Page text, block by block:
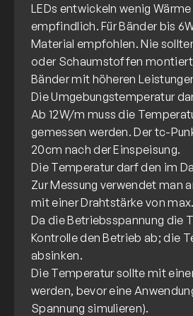
LEDs entwickeln wenig
empfindlich. Für Bänder bis
Material empfohlen. Nie
oder Schaumstoffen
Bänder mit höheren
Die Umgebungstemperatur
Ab 12W/m muss die
gemessen werden. Der tc-
20cm nach der Einspeisung.
Die Temperatur darf den im
Zur Messung verwendet man
mit einer Drahtstärke von
Da die Betriebsspannung die
Kontrolle den Betrieb ab; die
absinken.
Die Temperatur sollte mit
werden, bevor eine
Spannung simulieren).